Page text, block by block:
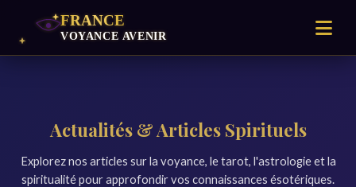
Actualités & Articles Spirituels
Explorez nos articles sur la voyance, le tarot, l'astrologie et la
spiritualité pour approfondir vos connaissances ésotériques.